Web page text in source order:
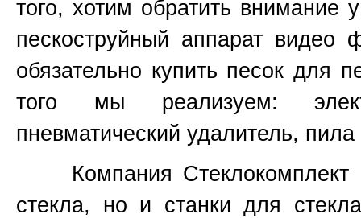
того, хотим обратить
пескоструйный аппарат
обязательно купить песок для
того мы реализуем:
пневматический удалитель,
Компания Стеклокомплект
стекла, но и станки для